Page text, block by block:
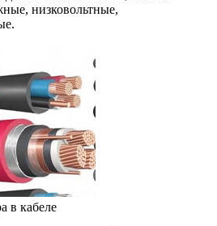
низковольтные,
в кабеле